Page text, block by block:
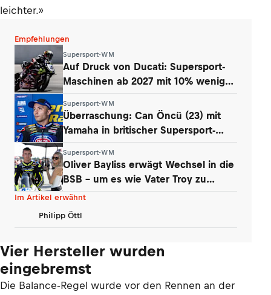
leichter.»
Empfehlungen
Supersport-WM
Auf Druck von Ducati: Supersport-
Maschinen ab 2027 mit 10% weniger
Supersport-WM
Überraschung: Can Öncü (23) mit
Yamaha in britischer Supersport-
Supersport-WM
Oliver Bayliss erwägt Wechsel in die
BSB – um es wie Vater Troy zu
machen?
Im Artikel erwähnt
Philipp Öttl
Vier Hersteller wurden
eingebremst
Die Balance-Regel wurde vor den Rennen an der